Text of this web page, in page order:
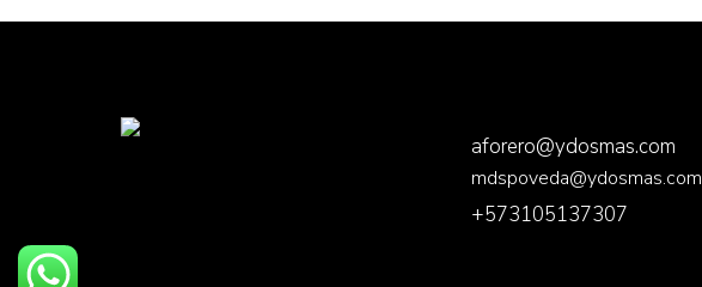
aforero@ydosmas.com
mdspoveda@ydosmas.com
+573105137307